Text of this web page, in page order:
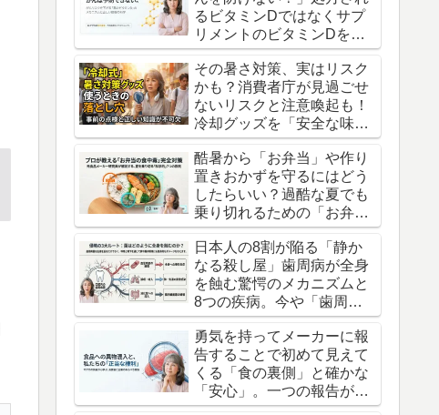
るビタミンDではなくサプ
リメントのビタミンDを摂
るべきという衝撃の真実
その暑さ対策、実はリスク
かも？消費者庁が見過ごせ
ないリスクと注意喚起も！
冷却グッズを「安全な味
方」にするための意外な盲
点
酷暑から「お弁当」や作り
置きおかずを守るにはどう
したらいい？過酷な夏でも
乗り切れるための「お弁当
の防衛術」3つの知恵
日本人の8割が陥る「静か
なる殺し屋」歯周病が全身
を蝕む驚愕のメカニズムと
8つの疾病。今や「歯周病
は万病のもと」とすら言わ
れている。
勇気を持ってメーカーに報
告することで初めて見えて
くる「食の裏側」と確かな
「安心」。一つの報告が不
信感を信頼へと変えます